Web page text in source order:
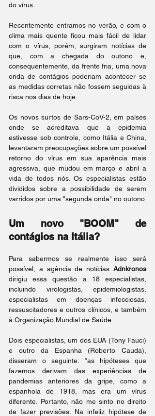
do vírus.
Recentemente entramos no verão, e com o
clima mais quente ficou mais fácil de lidar
com o vírus, porém, surgiram notícias de
que, com a chegada do outono e,
consequentemente, da frente fria, uma nova
onda de contágios poderiam acontecer se
as medidas corretas não fossem seguidas à
risca nos dias de hoje.
Os novos surtos de Sars-CoV-2, em países
onde se acreditava que a epidemia
estivesse sob controle, como Itália e China,
levantaram preocupações sobre um possível
retorno do vírus em sua aparência mais
agressiva, que mudou em março e abril a
vida de todos nós. Os especialistas estão
divididos sobre a possibilidade de serem
varridos por uma "segunda onda" no outono.
Um novo "BOOM" de
contágios na Itália?
Para sabermos se realmente isso será
possível, a agência de notícias Adnkronos
dirigiu essa questão a 18 especialistas,
incluindo virologistas, epidemiologistas,
especialistas em doenças infecciosas,
ressuscitadores e outros clínicos, e também
à Organização Mundial de Saúde.
Dois especialistas, um dos EUA (Tony Fauci)
e outro da Espanha (Roberto Cauda),
disseram o seguinte: “as hipóteses que
fazemos derivam das experiências de
pandemias anteriores da gripe, como a
espanhola de 1918, mas era um vírus
diferente. Portanto, não me sinto no direito
de fazer previsões. Na infeliz hipótese de